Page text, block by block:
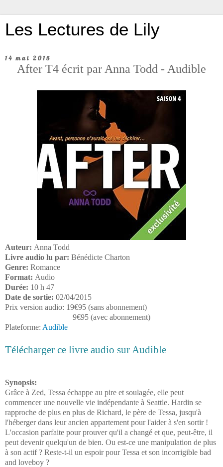
Les Lectures de Lily
14 mai 2015
After T4 écrit par Anna Todd - Audible
Auteur: Anna Todd
Livre audio lu par: Bénédicte Charton
Genre: Romance
Format: Audio
Durée: 10 h 47
Date de sortie: 02/04/2015
Prix version audio: 19€95 (sans abonnement)
9€95 (avec abonnement)
Plateforme: Audible
Télécharger ce livre audio sur Audible
Synopsis:
Grâce à Zed, Tessa échappe au pire et soulagée, elle peut
commencer une nouvelle vie indépendante à Seattle. Hardin se
rapproche de plus en plus de Richard, le père de Tessa, jusqu'à
l'héberger dans leur ancien appartement pour l'aider à s'en sortir !
L'occasion parfaite pour prouver qu'il a changé et que, peut-être, il
peut devenir quelqu'un de bien. Ou est-ce une manipulation de plus
à son actif ? Reste-t-il un espoir pour Tessa et son incorrigible bad
and loveboy ?